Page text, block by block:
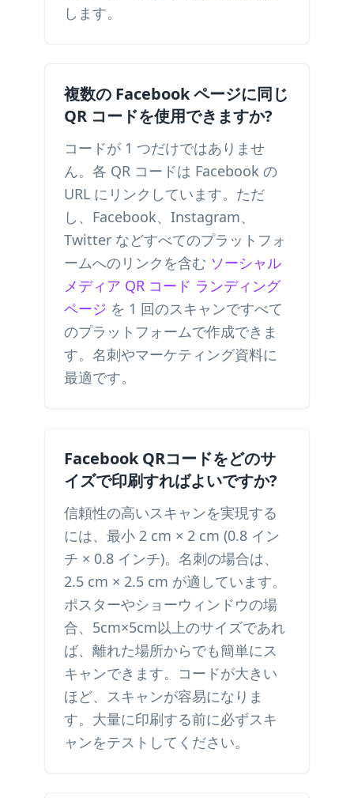
します。
複数の Facebook ページに同じ
QR コードを使用できますか?
コードが 1 つだけではありませ
ん。各 QR コードは Facebook の
URL にリンクしています。ただ
し、Facebook、Instagram、
Twitter などすべてのプラットフォ
ームへのリンクを含む ソーシャル
メディア QR コード ランディング
ページ を 1 回のスキャンですべて
のプラットフォームで作成できま
す。名刺やマーケティング資料に
最適です。
Facebook QRコードをどのサ
イズで印刷すればよいですか?
信頼性の高いスキャンを実現する
には、最小 2 cm × 2 cm (0.8 イン
チ × 0.8 インチ)。名刺の場合は、
2.5 cm × 2.5 cm が適しています。
ポスターやショーウィンドウの場
合、5cm×5cm以上のサイズであれ
ば、離れた場所からでも簡単にス
キャンできます。コードが大きい
ほど、スキャンが容易になりま
す。大量に印刷する前に必ずスキ
ャンをテストしてください。